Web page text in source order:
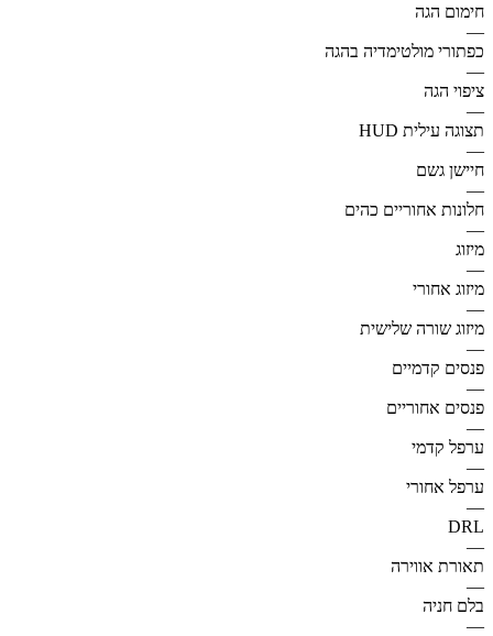
חימום הגה
—
כפתורי מולטימדיה בהגה
—
ציפוי הגה
—
תצוגה עילית HUD
—
חיישן גשם
—
חלונות אחוריים כהים
—
מיזוג
—
מיזוג אחורי
—
מיזוג שורה שלישית
—
פנסים קדמיים
—
פנסים אחוריים
—
ערפל קדמי
—
ערפל אחורי
—
DRL
—
תאורת אווירה
—
בלם חניה
—